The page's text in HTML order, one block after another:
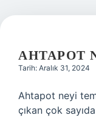
AHTAPOT
Tarih: Aralık 31, 2024
Ahtapot neyi
çıkan çok